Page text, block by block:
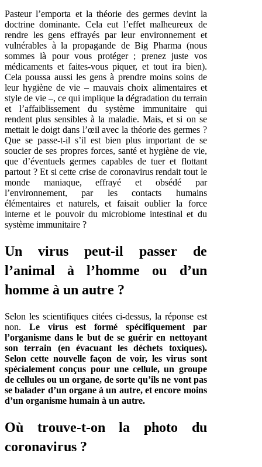
Pasteur l’emporta et la théorie des germes devint la
doctrine dominante. Cela eut l’effet malheureux de
rendre les gens effrayés par leur environnement et
vulnérables à la propagande de Big Pharma (nous
sommes là pour vous protéger ; prenez juste vos
médicaments et faites-vous piquer, et tout ira bien).
Cela poussa aussi les gens à prendre moins soins de
leur hygiène de vie – mauvais choix alimentaires et
style de vie –, ce qui implique la dégradation du terrain
et l’affaiblissement du système immunitaire qui
rendent plus sensibles à la maladie. Mais, et si on se
mettait le doigt dans l’œil avec la théorie des germes ?
Que se passe-t-il s’il est bien plus important de se
soucier de ses propres forces, santé et hygiène de vie,
que d’éventuels germes capables de tuer et flottant
partout ? Et si cette crise de coronavirus rendait tout le
monde maniaque, effrayé et obsédé par
l’environnement, par les contacts humains
élémentaires et naturels, et faisait oublier la force
interne et le pouvoir du microbiome intestinal et du
système immunitaire ?
Un virus peut-il passer de
l’animal à l’homme ou d’un
homme à un autre ?
Selon les scientifiques citées ci-dessus, la réponse est
non. Le virus est formé spécifiquement par
l’organisme dans le but de se guérir en nettoyant
son terrain (en évacuant les déchets toxiques).
Selon cette nouvelle façon de voir, les virus sont
spécialement conçus pour une cellule, un groupe
de cellules ou un organe, de sorte qu’ils ne vont pas
se balader d’un organe à un autre, et encore moins
d’un organisme humain à un autre.
Où trouve-t-on la photo du
coronavirus ?